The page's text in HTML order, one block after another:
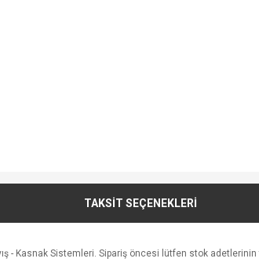
TAKSİT SEÇENEKLERİ
- Kasnak Sistemleri. Sipariş öncesi lütfen stok